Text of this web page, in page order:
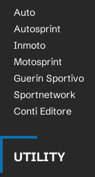
Auto
Autosprint
Inmoto
Motosprint
Guerin Sportivo
Sportnetwork
Conti Editore
UTILITY